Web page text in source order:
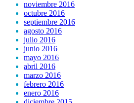
noviembre 2016
octubre 2016
septiembre 2016
agosto 2016
julio 2016
junio 2016
mayo 2016
abril 2016
marzo 2016
febrero 2016
enero 2016